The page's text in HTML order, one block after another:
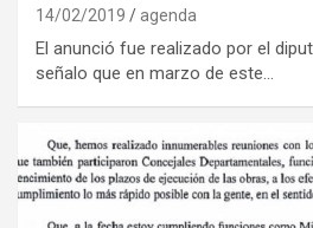
14/02/2019 agenda
El anunció fue realizado por el
señalo que en marzo de este…